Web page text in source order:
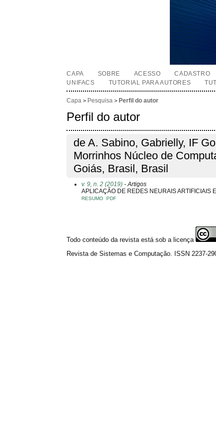
CAPA SOBRE ACESSO CADASTRO
UNIFACS
TUTORIAL PARA AUTORES
Capa > Pesquisa > Perfil do autor
Perfil do autor
de A. Sabino, Gabrielly, IF
Morrinhos Núcleo de
Goiás, Brasil, Brasil
v. 9, n. 2 (2019) - Artigos
APLICAÇÃO DE REDES NEURAIS ARTIFICIAIS
RESUMO PDF
Todo conteúdo da revista está sob a licença
Revista de Sistemas e Computação. ISSN 2237-